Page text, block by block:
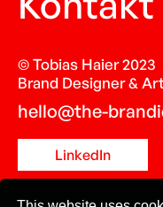
© Tobias Haier 2023
Brand Designer &
hello@the-
LinkedIn